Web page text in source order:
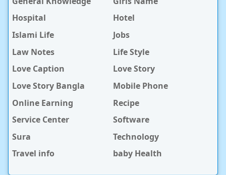
Hospital
Hotel
Islami Life
Jobs
Law Notes
Life Style
Love Caption
Love Story
Love Story Bangla
Mobile Phone
Online Earning
Recipe
Service Center
Software
Sura
Technology
Travel info
baby Health